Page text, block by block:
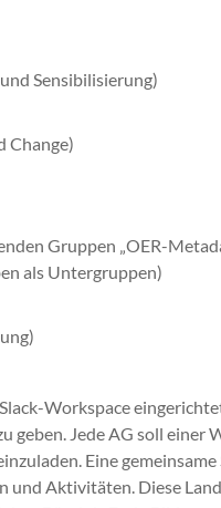
Sensibilisierung)
Change)
Gruppen „OER-
als Untergruppen)
Workspace
geben. Jede AG soll einer
Eine
und Aktivitäten. Diese